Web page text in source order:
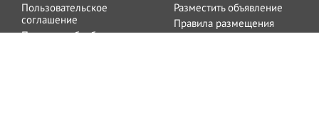
Пользовательское
соглашение
Политика обработки
Разместить объявление
Правила размещения